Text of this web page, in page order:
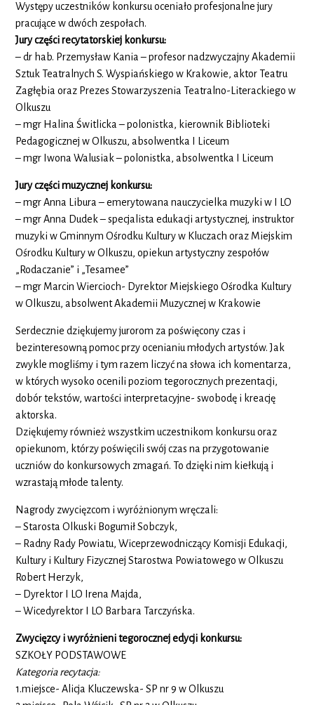
Występy uczestników konkursu oceniało profesjonalne jury
pracujące w dwóch zespołach.
Jury części recytatorskiej konkursu:
– dr hab. Przemysław Kania – profesor nadzwyczajny Akademii
Sztuk Teatralnych S. Wyspiańskiego w Krakowie, aktor Teatru
Zagłębia oraz Prezes Stowarzyszenia Teatralno-Literackiego w
Olkuszu
– mgr Halina Świtlicka – polonistka, kierownik Biblioteki
Pedagogicznej w Olkuszu, absolwentka I Liceum
– mgr Iwona Walusiak – polonistka, absolwentka I Liceum
Jury części muzycznej konkursu:
– mgr Anna Libura – emerytowana nauczycielka muzyki w I LO
– mgr Anna Dudek – specjalista edukacji artystycznej, instruktor
muzyki w Gminnym Ośrodku Kultury w Kluczach oraz Miejskim
Ośrodku Kultury w Olkuszu, opiekun artystyczny zespołów
„Rodaczanie” i „Tesamee”
– mgr Marcin Wiercioch- Dyrektor Miejskiego Ośrodka Kultury
w Olkuszu, absolwent Akademii Muzycznej w Krakowie
Serdecznie dziękujemy jurorom za poświęcony czas i
bezinteresowną pomoc przy ocenianiu młodych artystów. Jak
zwykle mogliśmy i tym razem liczyć na słowa ich komentarza,
w których wysoko ocenili poziom tegorocznych prezentacji,
dobór tekstów, wartości interpretacyjne- swobodę i kreację
aktorska.
Dziękujemy również wszystkim uczestnikom konkursu oraz
opiekunom, którzy poświęcili swój czas na przygotowanie
uczniów do konkursowych zmagań. To dzięki nim kiełkują i
wzrastają młode talenty.
Nagrody zwycięzcom i wyróżnionym wręczali:
– Starosta Olkuski Bogumił Sobczyk,
– Radny Rady Powiatu, Wiceprzewodniczący Komisji Edukacji,
Kultury i Kultury Fizycznej Starostwa Powiatowego w Olkuszu
Robert Herzyk,
– Dyrektor I LO Irena Majda,
– Wicedyrektor I LO Barbara Tarczyńska.
Zwycięzcy i wyróżnieni tegorocznej edycji konkursu:
SZKOŁY PODSTAWOWE
Kategoria recytacja:
1.miejsce- Alicja Kluczewska- SP nr 9 w Olkuszu